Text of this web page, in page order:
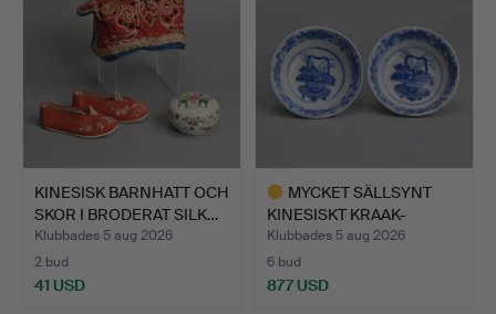
KINESISK BARNHATT OCH
SKOR I BRODERAT SILK…
Klubbades 5 aug 2026
2 bud
41 USD
MYCKET SÄLLSYNT
KINESISKT KRAAK-
PORSLIN ME…
Klubbades 5 aug 2026
6 bud
877 USD